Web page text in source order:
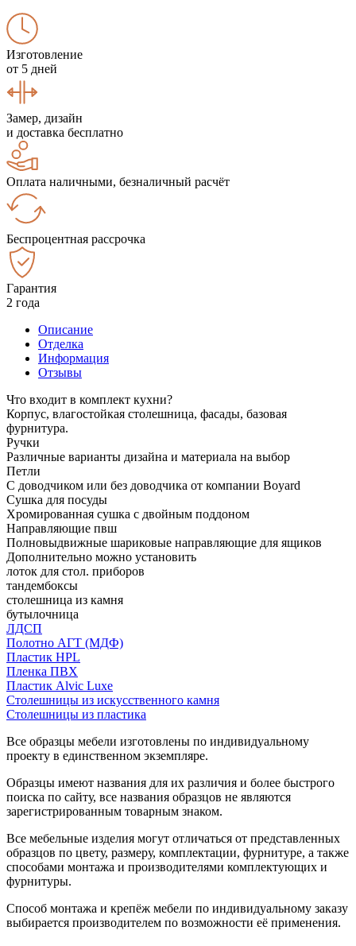
Изготовление
от 5 дней
Замер, дизайн
и доставка бесплатно
Оплата наличными, безналичный расчёт
Беспроцентная рассрочка
Гарантия
2 года
Описание
Отделка
Информация
Отзывы
Что входит в комплект кухни?
Корпус, влагостойкая столешница, фасады, базовая
фурнитура.
Ручки
Различные варианты дизайна и материала на выбор
Петли
С доводчиком или без доводчика от компании Boyard
Сушка для посуды
Хромированная сушка с двойным поддоном
Направляющие пвш
Полновыдвижные шариковые направляющие для ящиков
Дополнительно можно установить
лоток для стол. приборов
тандембоксы
столешница из камня
бутылочница
ЛДСП
Полотно АГТ (МДФ)
Пластик HPL
Пленка ПВХ
Пластик Alvic Luxe
Столешницы из искусственного камня
Столешницы из пластика
Все образцы мебели изготовлены по индивидуальному
проекту в единственном экземпляре.
Образцы имеют названия для их различия и более быстрого
поиска по сайту, все названия образцов не являются
зарегистрированным товарным знаком.
Все мебельные изделия могут отличаться от представленных
образцов по цвету, размеру, комплектации, фурнитуре, а также
способами монтажа и производителями комплектующих и
фурнитуры.
Способ монтажа и крепёж мебели по индивидуальному заказу
выбирается производителем по возможности её применения.